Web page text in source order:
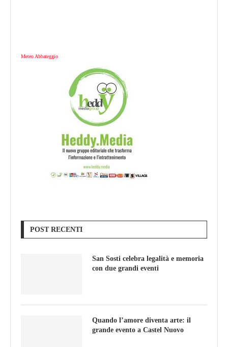
Meteo Abbateggio
POST RECENTI
San Sosti celebra legalità e memoria
con due grandi eventi
Quando l’amore diventa arte: il
grande evento a Castel Nuovo